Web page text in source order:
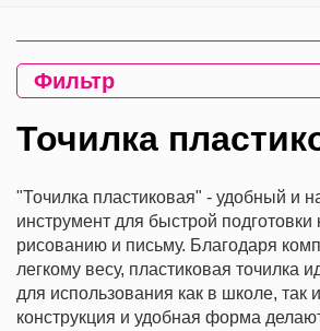
Фильтр
Точилка
"Точилка пластиковая" - удобный и
инструмент для быстрой
рисованию и письму. Благодаря
легкому весу, пластиковая точилка
для использования как в школе, так
конструкция и удобная форма